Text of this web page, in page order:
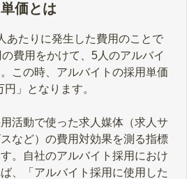
価とは
あたりに発生した費用のことで
費用をかけて、5人のアルバイ
この時、アルバイトの採用単価
」となります。
活動で使った求人媒体（求人サ
など）の費用対効果を測る指標
。自社のアルバイト採用におけ
、「アルバイト採用に使用した